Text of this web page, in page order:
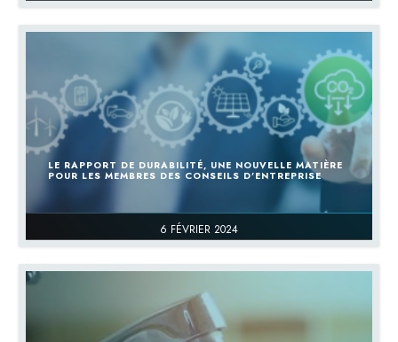
6 FÉVRIER 2024
LE RAPPORT DE DURABILITÉ, UNE NOUVELLE MATIÈRE
POUR LES MEMBRES DES CONSEILS D’ENTREPRISE